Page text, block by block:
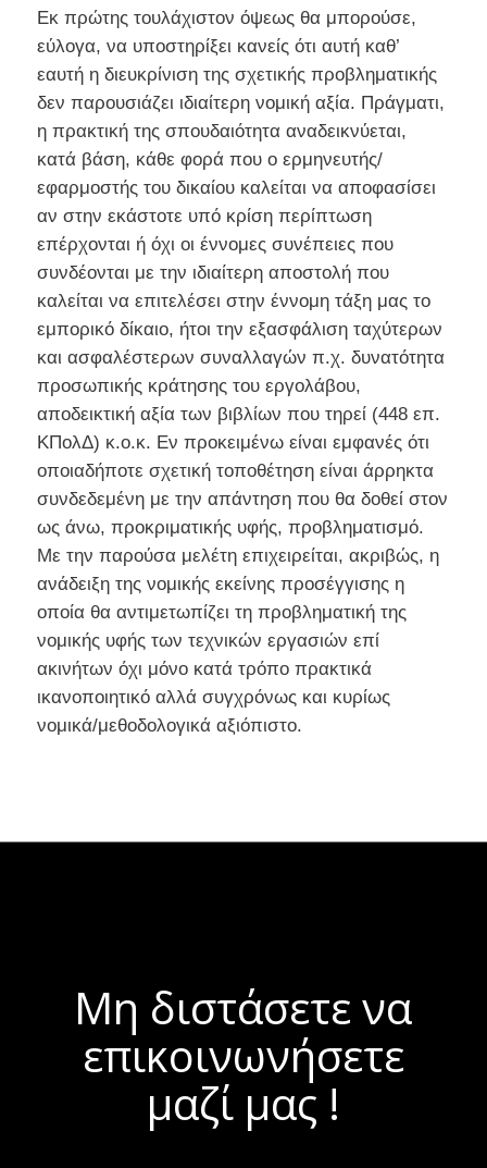
Εκ πρώτης τουλάχιστον όψεως θα μπορούσε,
εύλογα, να υποστηρίξει κανείς ότι αυτή καθ’
εαυτή η διευκρίνιση της σχετικής προβληματικής
δεν παρουσιάζει ιδιαίτερη νομική αξία. Πράγματι,
η πρακτική της σπουδαιότητα αναδεικνύεται,
κατά βάση, κάθε φορά που ο ερμηνευτής/
εφαρμοστής του δικαίου καλείται να αποφασίσει
αν στην εκάστοτε υπό κρίση περίπτωση
επέρχονται ή όχι οι έννομες συνέπειες που
συνδέονται με την ιδιαίτερη αποστολή που
καλείται να επιτελέσει στην έννομη τάξη μας το
εμπορικό δίκαιο, ήτοι την εξασφάλιση ταχύτερων
και ασφαλέστερων συναλλαγών π.χ. δυνατότητα
προσωπικής κράτησης του εργολάβου,
αποδεικτική αξία των βιβλίων που τηρεί (448 επ.
ΚΠολΔ) κ.ο.κ. Εν προκειμένω είναι εμφανές ότι
οποιαδήποτε σχετική τοποθέτηση είναι άρρηκτα
συνδεδεμένη με την απάντηση που θα δοθεί στον
ως άνω, προκριματικής υφής, προβληματισμό.
Με την παρούσα μελέτη επιχειρείται, ακριβώς, η
ανάδειξη της νομικής εκείνης προσέγγισης η
οποία θα αντιμετωπίζει τη προβληματική της
νομικής υφής των τεχνικών εργασιών επί
ακινήτων όχι μόνο κατά τρόπο πρακτικά
ικανοποιητικό αλλά συγχρόνως και κυρίως
νομικά/μεθοδολογικά αξιόπιστο.
Μη διστάσετε να
επικοινωνήσετε
μαζί μας !